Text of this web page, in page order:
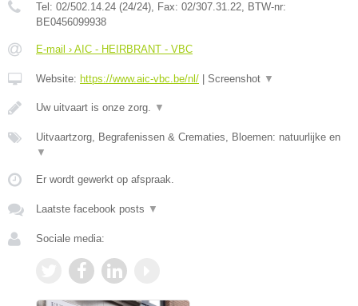
Tel: 02/502.14.24 (24/24), Fax: 02/307.31.22, BTW-nr:
BE0456099938
E-mail › AIC - HEIRBRANT - VBC
Website: https://www.aic-vbc.be/nl/ Screenshot ▼
Uw uitvaart is onze zorg. ▼
Uitvaartzorg, Begrafenissen & Crematies, Bloemen: natuurlijke en
▼
Er wordt gewerkt op afspraak.
Laatste facebook posts ▼
Sociale media: